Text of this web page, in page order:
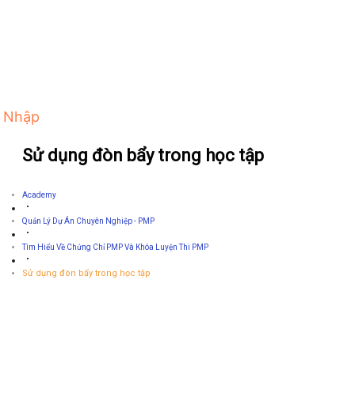
Sử dụng đòn bẩy trong học tập
Academy
Quản Lý Dự Án Chuyên Nghiệp - PMP
Tìm Hiểu Về Chứng Chỉ PMP Và Khóa Luyện Thi PMP
Sử dụng đòn bẩy trong học tập